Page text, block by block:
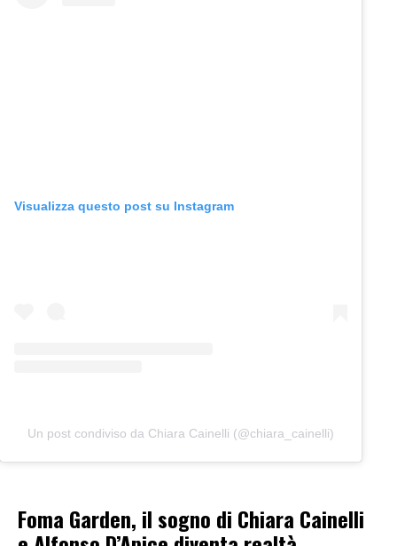
Visualizza questo post su Instagram
Un post condiviso da Chiara Cainelli (@chiara_cainelli)
Foma Garden, il sogno di Chiara Cainelli